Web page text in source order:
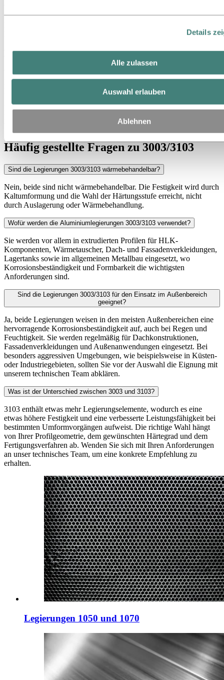
Details
Alle zulassen
Auswahl erlauben
Ablehnen
Lebensmittelverarbeitung und -lagerung
Wo Profile täglich Feuchtigkeit, Reinigungsmitteln, Säuren in
Lebensmitteln und in einigen Fällen längerem Kontakt mit
Flüssigkeiten oder milden Chemikalien ausgesetzt sind.
Beispiele: Oberflächen in gewerblichen Küchen,
Dunstabzugshauben, Lebensmittelbehälter,
Häufig gestellte Fragen zu 3003/3103
Sind die Legierungen 3003/3103 wärmebehandelbar?
Nein, beide sind nicht wärmebehandelbar. Die Festigkeit wird durch
Kaltumformung und die Wahl der Härtungsstufe erreicht, nicht
durch Auslagerung oder Wärmebehandlung.
Wofür werden die Aluminiumlegierungen 3003/3103 verwendet?
Sie werden vor allem in extrudierten Profilen für HLK-
Komponenten, Wärmetauscher, Dach- und Fassadenverkleidungen,
Lagertanks sowie im allgemeinen Metallbau eingesetzt, wo
Korrosionsbeständigkeit und Formbarkeit die wichtigsten
Anforderungen sind.
Sind die Legierungen 3003/3103 für den Einsatz im Außenbereich
geeignet?
Ja, beide Legierungen weisen in den meisten Außenbereichen eine
hervorragende Korrosionsbeständigkeit auf, auch bei Regen und
Feuchtigkeit. Sie werden regelmäßig für Dachkonstruktionen,
Fassadenverkleidungen und Außenanwendungen eingesetzt. Bei
besonders aggressiven Umgebungen, wie beispielsweise in Küsten-
oder Industriegebieten, sollten Sie vor der Auswahl die Eignung mit
unserem technischen Team abklären.
Was ist der Unterschied zwischen 3003 und 3103?
3103 enthält etwas mehr Legierungselemente, wodurch es eine
etwas höhere Festigkeit und eine verbesserte Leistungsfähigkeit bei
bestimmten Umformvorgängen aufweist. Die richtige Wahl hängt
von Ihrer Profilgeometrie, dem gewünschten Härtegrad und dem
Fertigungsverfahren ab. Wenden Sie sich mit Ihren Anforderungen
an unser technisches Team, um eine konkrete Empfehlung zu
erhalten.
Legierungen 1050 und 1070